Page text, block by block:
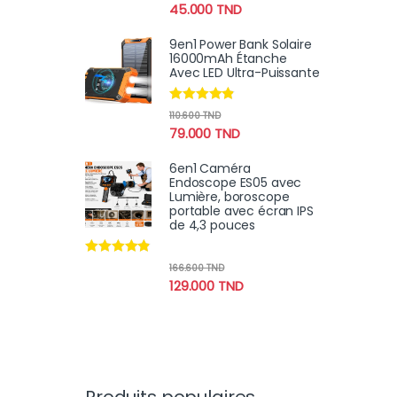
45.000 TND
9en1 Power Bank Solaire
16000mAh Étanche
Avec LED Ultra-Puissante
Note4.70
79.000 TND
110.600TND
6en1 Caméra
Endoscope ES05 avec
Lumière, boroscope
portable avec écran IPS
de 4,3 pouces
129.000 TND
166.600TND